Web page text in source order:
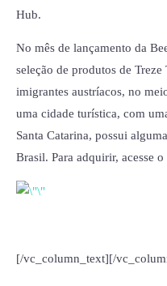
Hub.
No mês de lançamento da
seleção de produtos de
imigrantes austríacos, no
uma cidade turística, com
Santa Catarina, possui
Brasil. Para adquirir, acesse
[/vc_column_text][/